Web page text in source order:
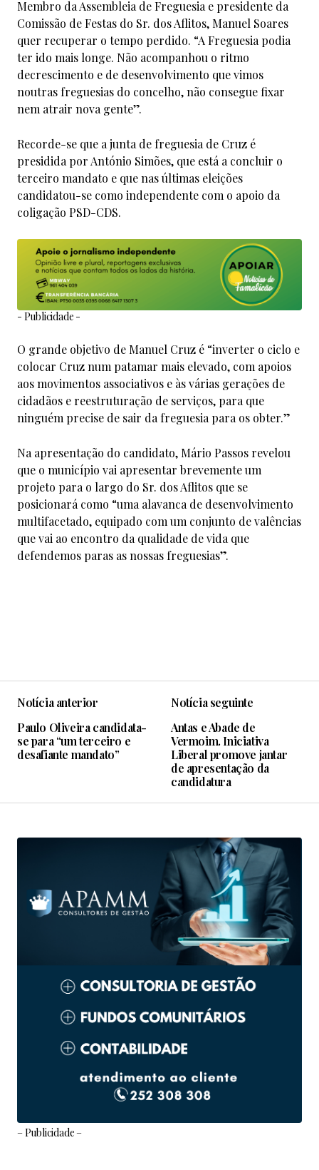
Membro da Assembleia de Freguesia e presidente da
Comissão de Festas do Sr. dos Aflitos, Manuel Soares
quer recuperar o tempo perdido. “A Freguesia podia
ter ido mais longe. Não acompanhou o ritmo
decrescimento e de desenvolvimento que vimos
noutras freguesias do concelho, não consegue fixar
nem atrair nova gente”.
Recorde-se que a junta de freguesia de Cruz é
presidida por António Simões, que está a concluir o
terceiro mandato e que nas últimas eleições
candidatou-se como independente com o apoio da
coligação PSD-CDS.
- Publicidade -
O grande objetivo de Manuel Cruz é “inverter o ciclo e
colocar Cruz num patamar mais elevado, com apoios
aos movimentos associativos e às várias gerações de
cidadãos e reestruturação de serviços, para que
ninguém precise de sair da freguesia para os obter.”
Na apresentação do candidato, Mário Passos revelou
que o município vai apresentar brevemente um
projeto para o largo do Sr. dos Aflitos que se
posicionará como “uma alavanca de desenvolvimento
multifacetado, equipado com um conjunto de valências
que vai ao encontro da qualidade de vida que
defendemos paras as nossas freguesias”.
Notícia anterior
Paulo Oliveira candidata-
se para “um terceiro e
desafiante mandato”
Notícia seguinte
Antas e Abade de
Vermoim. Iniciativa
Liberal promove jantar
de apresentação da
candidatura
– Publicidade –